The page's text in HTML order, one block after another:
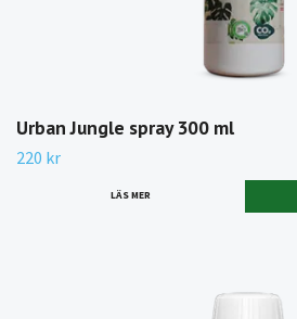
Urban Jungle spray 300 ml
220 kr
LÄS MER